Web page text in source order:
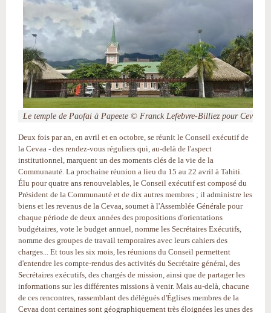
Le temple de Paofai à Papeete © Franck Lefebvre-Billiez pour Cevaa
Deux fois par an, en avril et en octobre, se réunit le Conseil exécutif de
la Cevaa - des rendez-vous réguliers qui, au-delà de l'aspect
institutionnel, marquent un des moments clés de la vie de la
Communauté. La prochaine réunion a lieu du 15 au 22 avril à Tahiti.
Élu pour quatre ans renouvelables, le Conseil exécutif est composé du
Président de la Communauté et de dix autres membres ; il administre les
biens et les revenus de la Cevaa, soumet à l'Assemblée Générale pour
chaque période de deux années des propositions d'orientations
budgétaires, vote le budget annuel, nomme les Secrétaires Exécutifs,
nomme des groupes de travail temporaires avec leurs cahiers des
charges... Et tous les six mois, les réunions du Conseil permettent
d'entendre les compte-rendus des activités du Secrétaire général, des
Secrétaires exécutifs, des chargés de mission, ainsi que de partager les
informations sur les différentes missions à venir. Mais au-delà, chacune
de ces rencontres, rassemblant des délégués d'Églises membres de la
Cevaa dont certaines sont géographiquement très éloignées les unes des